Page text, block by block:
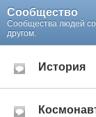
Сообщество
Сообщества людей
другом.
История